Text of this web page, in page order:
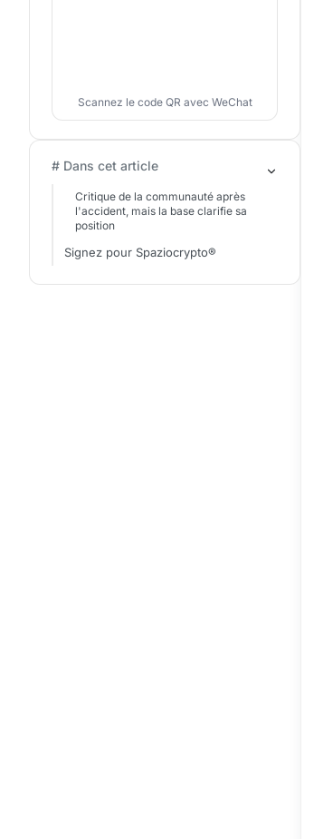
Scannez le code QR avec WeChat
# Dans cet article
Critique de la communauté après
l'accident, mais la base clarifie sa
position
Signez pour Spaziocrypto®